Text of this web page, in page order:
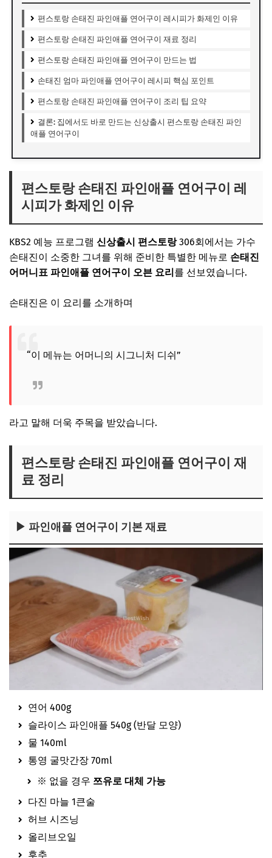
편스토랑 손태진 파인애플 연어구이 레시피가 화제인 이유
편스토랑 손태진 파인애플 연어구이 재료 정리
편스토랑 손태진 파인애플 연어구이 만드는 법
손태진 엄마 파인애플 연어구이 레시피 핵심 포인트
편스토랑 손태진 파인애플 연어구이 조리 팁 요약
결론: 집에서도 바로 만드는 신상출시 편스토랑 손태진 파인
애플 연어구이
편스토랑 손태진 파인애플 연어구이 레
시피가 화제인 이유
KBS2 예능 프로그램 신상출시 편스토랑306회에서는 가수
손태진이 소중한 그녀를 위해 준비한 특별한 메뉴로 손태진
어머니표 파인애플 연어구이 오븐 요리를 선보였습니다.
손태진은 이 요리를 소개하며
“이 메뉴는 어머니의 시그니처 디쉬”
라고 말해 더욱 주목을 받았습니다.
편스토랑 손태진 파인애플 연어구이 재
료 정리
▶ 파인애플 연어구이 기본 재료
연어 400g
슬라이스 파인애플 540g (반달 모양)
물 140ml
통영 굴맛간장 70ml
※ 없을 경우 쯔유로 대체 가능
다진 마늘 1큰술
허브 시즈닝
올리브오일
후추